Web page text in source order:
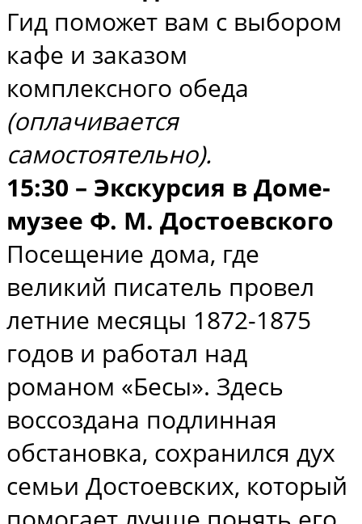
Гид поможет вам с выбором
кафе и заказом
комплексного обеда
(оплачивается
самостоятельно).
15:30 – Экскурсия в Доме-
музее Ф. М. Достоевского
Посещение дома, где
великий писатель провел
летние месяцы 1872-1875
годов и работал над
романом «Бесы». Здесь
воссоздана подлинная
обстановка, сохранился дух
семьи Достоевских, который